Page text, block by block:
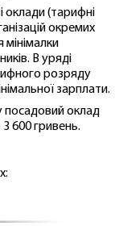
оклади (тарифні
окремих
В уряді
розряду
зарплати.
посадовий оклад
600 гривень.